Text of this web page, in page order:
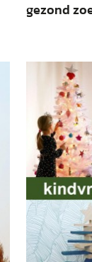
gezond